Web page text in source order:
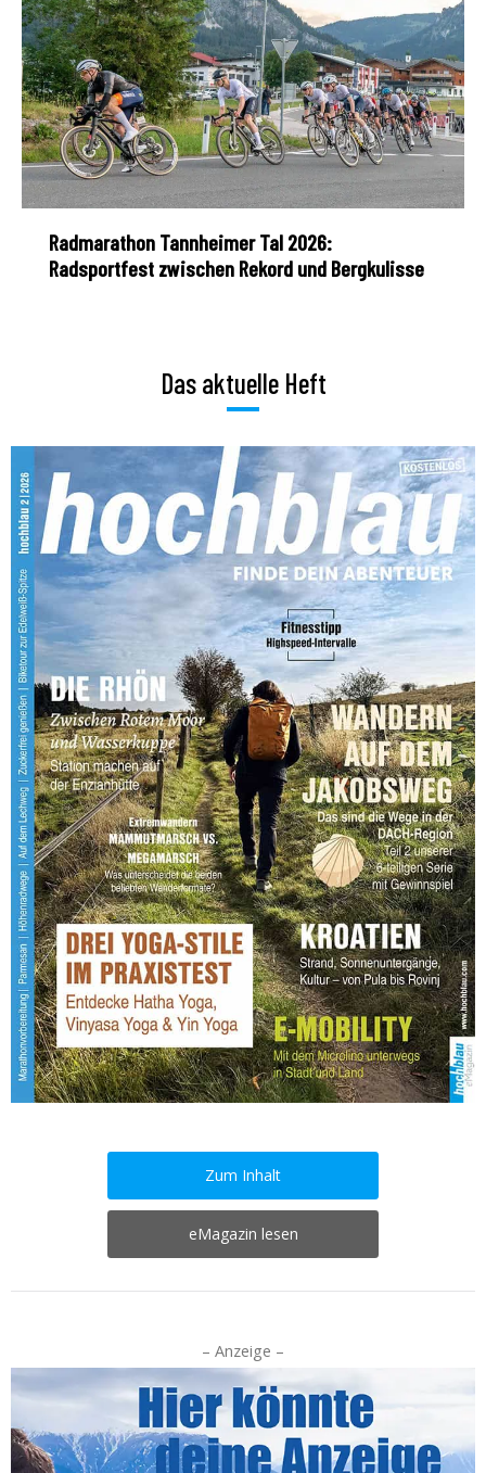
Radmarathon Tannheimer Tal 2026:
Radsportfest zwischen Rekord und Bergkulisse
Das aktuelle Heft
Zum Inhalt
eMagazin lesen
– Anzeige –